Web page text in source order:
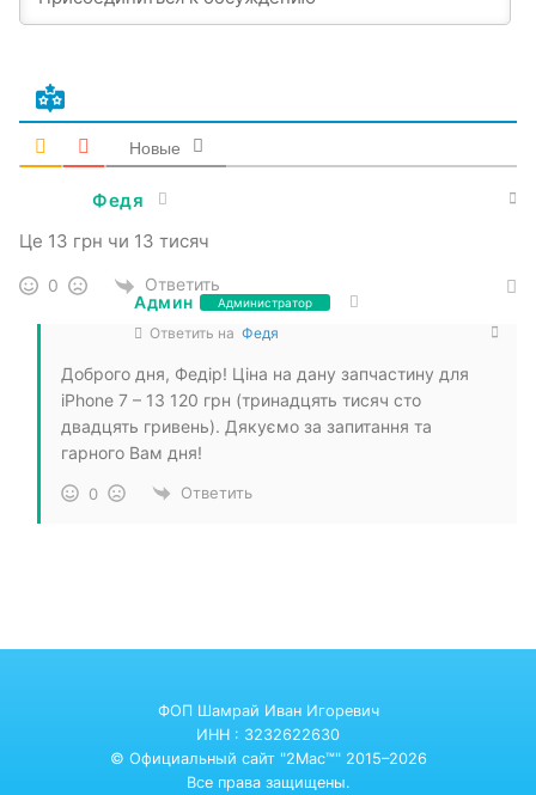
Новые
Федя
Це 13 грн чи 13 тисяч
0
Ответить
Админ
Администратор
Ответить на Федя
Доброго дня, Федір! Ціна на дану запчастину для
iPhone 7 – 13 120 грн (тринадцять тисяч сто
двадцять гривень). Дякуємо за запитання та
гарного Вам дня!
0 Ответить
ФОП Шамрай Иван Игоревич
ИНН : 3232622630
© Официальный сайт "2Mac™" 2015–2026
Все права защищены.